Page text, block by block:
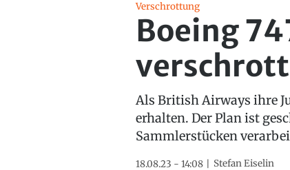
Verschrottung
Boeing
Als British Airways ihre
erhalten. Der Plan ist
Sammlerstücken
18.08.23 - 14:08 Stefan Eiselin